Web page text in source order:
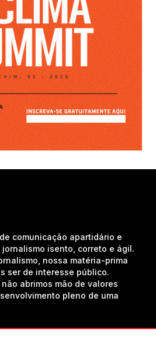
comunicação apartidário e
isento, correto e ágil.
nossa matéria-prima
ser de interesse público.
abrimos mão de valores
pleno de uma